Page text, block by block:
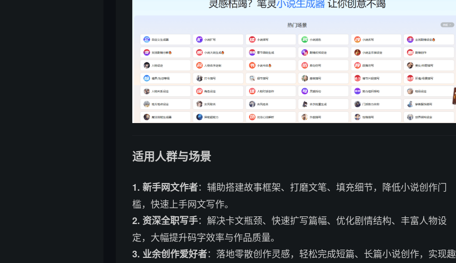
适用人群与场景
1. 新手网文作者：辅助搭建故事框架、打磨文笔、填充细节，降低小说创作门
槛，快速上手网文写作。
2. 资深全职写手：解决卡文瓶颈、快速扩写篇幅、优化剧情结构、丰富人物设
定，大幅提升码字效率与作品质量。
3. 业余创作爱好者：落地零散创作灵感，轻松完成短篇、长篇小说创作，实现趣